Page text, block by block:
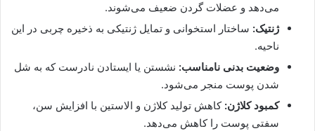
می‌دهد و عضلات گردن ضعیف می‌شوند.
ژنتیک: ساختار استخوانی و تمایل ژنتیکی به ذخیره چربی در این
ناحیه.
وضعیت بدنی نامناسب: نشستن یا ایستادن نادرست که به شل
شدن پوست منجر می‌شود.
کمبود کلاژن: کاهش تولید کلاژن و الاستین با افزایش سن،
سفتی پوست را کاهش می‌دهد.